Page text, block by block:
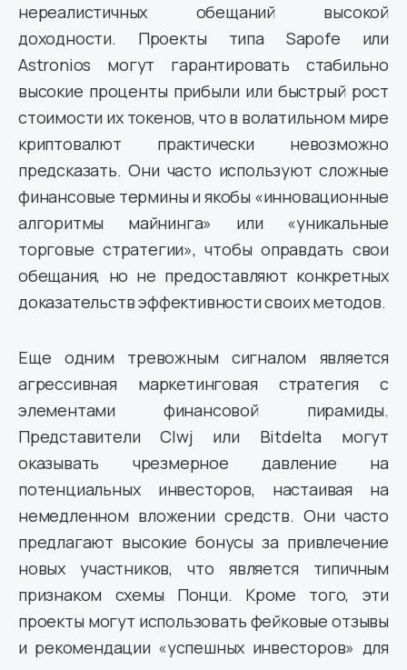
нереалистичных обещаний высокой
доходности. Проекты типа Sapofe или
Astronios могут гарантировать стабильно
высокие проценты прибыли или быстрый рост
стоимости их токенов, что в волатильном мире
криптовалют практически невозможно
предсказать. Они часто используют сложные
финансовые термины и якобы «инновационные
алгоритмы майнинга» или «уникальные
торговые стратегии», чтобы оправдать свои
обещания, но не предоставляют конкретных
доказательств эффективности своих методов.
Еще одним тревожным сигналом является
агрессивная маркетинговая стратегия с
элементами финансовой пирамиды.
Представители Clwj или Bitdelta могут
оказывать чрезмерное давление на
потенциальных инвесторов, настаивая на
немедленном вложении средств. Они часто
предлагают высокие бонусы за привлечение
новых участников, что является типичным
признаком схемы Понци. Кроме того, эти
проекты могут использовать фейковые отзывы
и рекомендации «успешных инвесторов» для